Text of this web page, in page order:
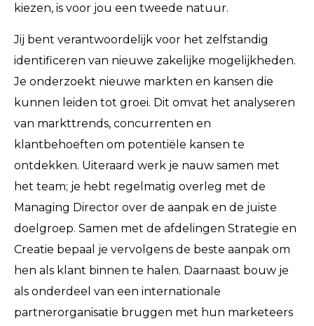
kiezen, is voor jou een tweede natuur.
Jij bent verantwoordelijk voor het zelfstandig
identificeren van nieuwe zakelijke mogelijkheden.
Je onderzoekt nieuwe markten en kansen die
kunnen leiden tot groei. Dit omvat het analyseren
van markttrends, concurrenten en
klantbehoeften om potentiële kansen te
ontdekken. Uiteraard werk je nauw samen met
het team; je hebt regelmatig overleg met de
Managing Director over de aanpak en de juiste
doelgroep. Samen met de afdelingen Strategie en
Creatie bepaal je vervolgens de beste aanpak om
hen als klant binnen te halen. Daarnaast bouw je
als onderdeel van een internationale
partnerorganisatie bruggen met hun marketeers